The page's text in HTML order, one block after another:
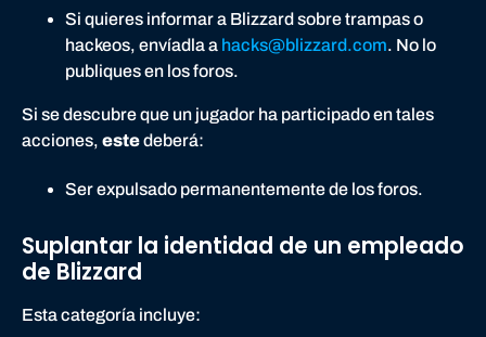
Si quieres informar a Blizzard sobre trampas o
hackeos, envíadla a hacks@blizzard.com. No lo
publiques en los foros.
Si se descubre que un jugador ha participado en tales
acciones, estedeberá:
Ser expulsado permanentemente de los foros.
Suplantar la identidad de un empleado
de Blizzard
Esta categoría incluye: